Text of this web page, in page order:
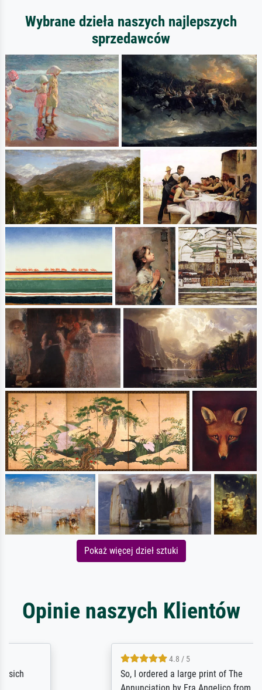
Wybrane dzieła naszych najlepszych
sprzedawców
Pokaż więcej dzieł sztuki
Opinie naszych Klientów
So, I ordered a large print of The